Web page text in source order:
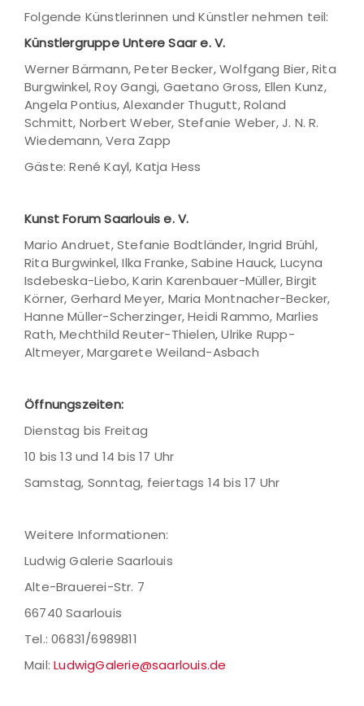
Folgende Künstlerinnen und Künstler nehmen teil:
Künstlergruppe Untere Saar e. V.
Werner Bärmann, Peter Becker, Wolfgang Bier, Rita
Burgwinkel, Roy Gangi, Gaetano Gross, Ellen Kunz,
Angela Pontius, Alexander Thugutt, Roland
Schmitt, Norbert Weber, Stefanie Weber, J. N. R.
Wiedemann, Vera Zapp
Gäste: René Kayl, Katja Hess
Kunst Forum Saarlouis e. V.
Mario Andruet, Stefanie Bodtländer, Ingrid Brühl,
Rita Burgwinkel, Ilka Franke, Sabine Hauck, Lucyna
Isdebeska-Liebo, Karin Karenbauer-Müller, Birgit
Körner, Gerhard Meyer, Maria Montnacher-Becker,
Hanne Müller-Scherzinger, Heidi Rammo, Marlies
Rath, Mechthild Reuter-Thielen, Ulrike Rupp-
Altmeyer, Margarete Weiland-Asbach
Öffnungszeiten:
Dienstag bis Freitag
10 bis 13 und 14 bis 17 Uhr
Samstag, Sonntag, feiertags 14 bis 17 Uhr
Weitere Informationen:
Ludwig Galerie Saarlouis
Alte-Brauerei-Str. 7
66740 Saarlouis
Tel.: 06831/6989811
Mail:LudwigGalerie@saarlouis.de